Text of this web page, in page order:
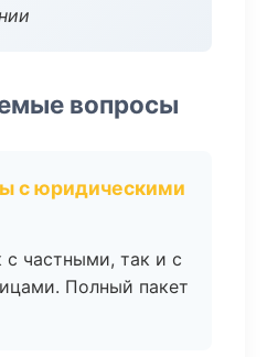
вопросы
с юридическими
с частными, так и с
Полный пакет